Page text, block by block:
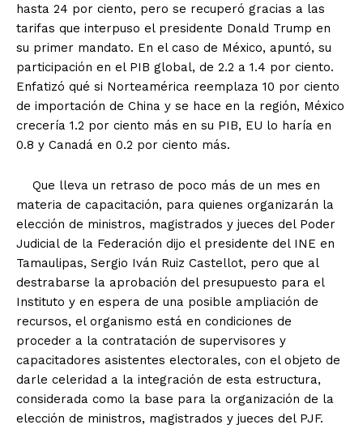
hasta 24 por ciento, pero se recuperó gracias a las
tarifas que interpuso el presidente Donald Trump en
su primer mandato. En el caso de México, apuntó, su
participación en el PIB global, de 2.2 a 1.4 por ciento.
Enfatizó qué si Norteamérica reemplaza 10 por ciento
de importación de China y se hace en la región, México
crecería 1.2 por ciento más en su PIB, EU lo haría en
0.8 y Canadá en 0.2 por ciento más.
Que lleva un retraso de poco más de un mes en
materia de capacitación, para quienes organizarán la
elección de ministros, magistrados y jueces del Poder
Judicial de la Federación dijo el presidente del INE en
Tamaulipas, Sergio Iván Ruiz Castellot, pero que al
destrabarse la aprobación del presupuesto para el
Instituto y en espera de una posible ampliación de
recursos, el organismo está en condiciones de
proceder a la contratación de supervisores y
capacitadores asistentes electorales, con el objeto de
darle celeridad a la integración de esta estructura,
considerada como la base para la organización de la
elección de ministros, magistrados y jueces del PJF.